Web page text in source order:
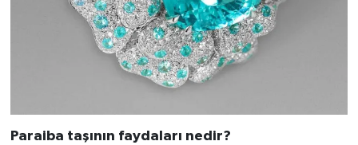
Paraiba taşının faydaları nedir?